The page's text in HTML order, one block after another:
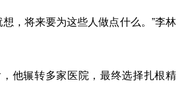
，将来要为这些人做点什么。”李林
辗转多家医院，最终选择扎根精